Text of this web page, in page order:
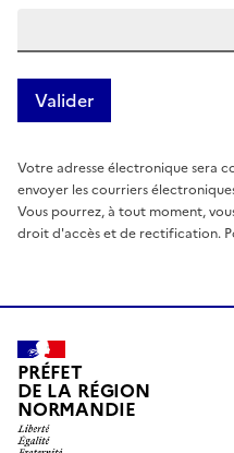
Votre adresse électronique sera
envoyer les courriers
Vous pourrez, à tout moment,
droit d'accès et de rectification.
PRÉFET
DE LA RÉGION
NORMANDIE